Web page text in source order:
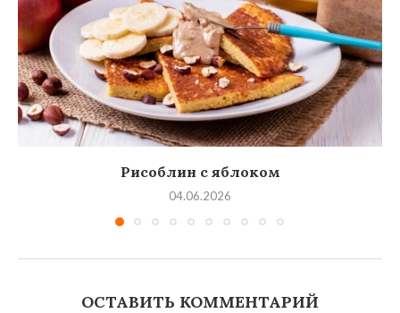
Рисоблин с яблоком
04.06.2026
ОСТАВИТЬ КОММЕНТАРИЙ